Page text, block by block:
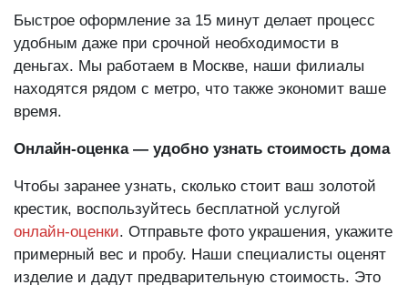
Быстрое оформление за 15 минут делает процесс
удобным даже при срочной необходимости в
деньгах. Мы работаем в Москве, наши филиалы
находятся рядом с метро, что также экономит ваше
Чтобы заранее узнать, сколько стоит ваш золотой
крестик, воспользуйтесь бесплатной услугой
онлайн-оценки. Отправьте фото украшения, укажите
примерный вес и пробу. Наши специалисты оценят